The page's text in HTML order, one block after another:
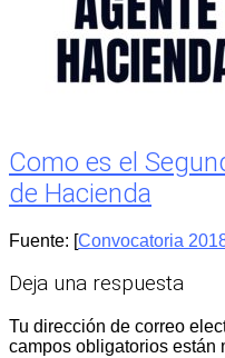
Como es el
de Hacienda
Fuente: [Convocatoria
Deja una respuesta
Tu dirección de correo
campos obligatorios están